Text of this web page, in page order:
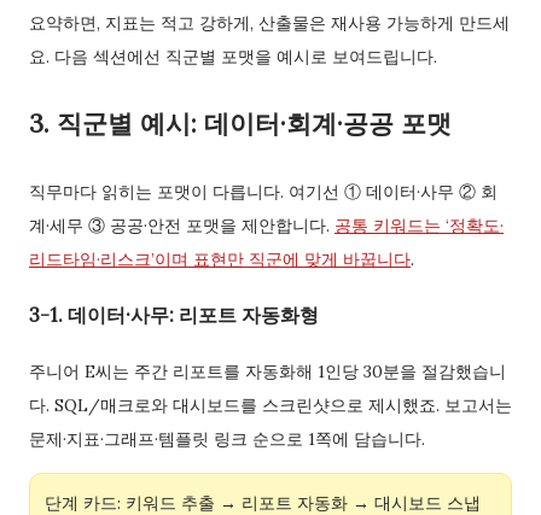
요약하면, 지표는 적고 강하게, 산출물은 재사용 가능하게 만드세
요. 다음 섹션에선 직군별 포맷을 예시로 보여드립니다.
3. 직군별 예시: 데이터·회계·공공 포맷
직무마다 읽히는 포맷이 다릅니다. 여기선 ① 데이터·사무 ② 회
계·세무 ③ 공공·안전 포맷을 제안합니다. 공통 키워드는 ‘정확도·
리드타임·리스크’이며 표현만 직군에 맞게 바꿉니다.
3-1. 데이터·사무: 리포트 자동화형
주니어 E씨는 주간 리포트를 자동화해 1인당 30분을 절감했습니
다. SQL/매크로와 대시보드를 스크린샷으로 제시했죠. 보고서는
문제·지표·그래프·템플릿 링크 순으로 1쪽에 담습니다.
단계 카드: 키워드 추출 → 리포트 자동화 → 대시보드 스냅